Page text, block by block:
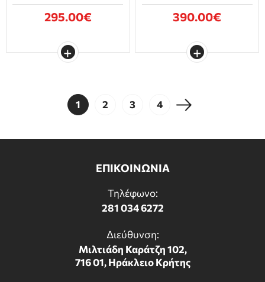
295.00€ 390.00€
1 2 3 4
ΕΠΙΚΟΙΝΩΝΙΑ
Τηλέφωνο:
281 034 6272
Διεύθυνση:
Μιλτιάδη Καράτζη 102,
716 01, Ηράκλειο Κρήτης